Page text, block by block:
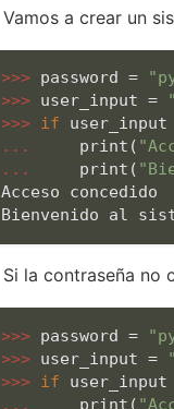
Vamos a crear un
>>> password =
>>> user_input =
>>> if
...
print (
...
print (
Acceso concedido
Bienvenido al
Si la contraseña no
>>> password =
>>> user_input =
>>> if
...
print (